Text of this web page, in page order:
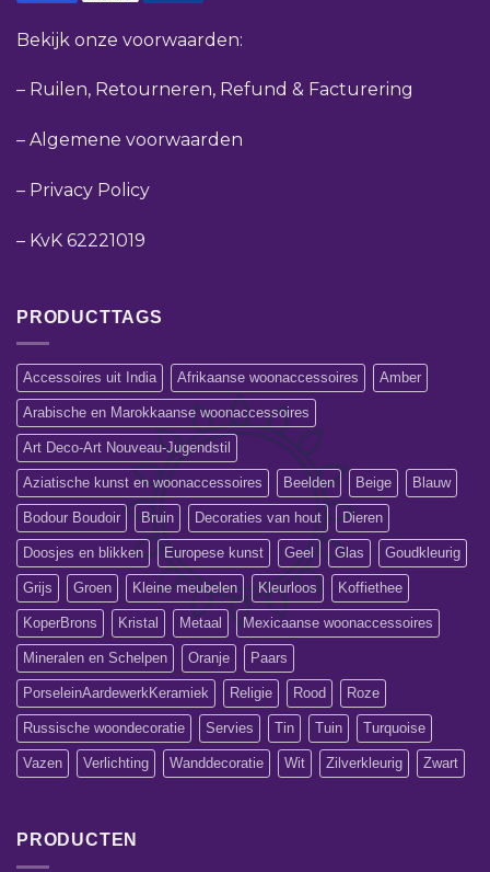
Bekijk onze voorwaarden:
– Ruilen, Retourneren, Refund & Facturering
– Algemene voorwaarden
– Privacy Policy
– KvK 62221019
PRODUCTTAGS
Accessoires uit India Afrikaanse woonaccessoires Amber
Arabische en Marokkaanse woonaccessoires
Art Deco-Art Nouveau-Jugendstil
Aziatische kunst en woonaccessoires Beelden Beige Blauw
Bodour Boudoir Bruin Decoraties van hout Dieren
Doosjes en blikken Europese kunst Geel Glas Goudkleurig
Grijs Groen Kleine meubelen Kleurloos Koffiethee
KoperBrons Kristal Metaal Mexicaanse woonaccessoires
Mineralen en Schelpen Oranje Paars
PorseleinAardewerkKeramiek Religie Rood Roze
Russische woondecoratie Servies Tin Tuin Turquoise
Vazen Verlichting Wanddecoratie Wit Zilverkleurig Zwart
PRODUCTEN